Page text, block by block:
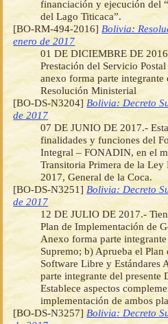
financiación y ejecución del
del Lago Titicaca”.
[BO-RM-494-2016] Bolivia:
enero de 2017
01 DE DICIEMBRE DE
Prestación del Servicio
anexo forma parte
Resolución Ministerial
[BO-DS-N3204] Bolivia: Decreto
de 2017
07 DE JUNIO DE 2017.-
finalidades y funciones del
Integral – FONADIN, en el
Transitoria Primera de la Ley
2017, General de la Coca.
[BO-DS-N3251] Bolivia: Decreto
de 2017
12 DE JULIO DE 2017.-
Plan de Implementación de
Anexo forma parte
Supremo; b) Aprueba el
Software Libre y Estándares
parte integrante del presente
Establece aspectos
implementación de ambos
[BO-DS-N3257] Bolivia: Decreto